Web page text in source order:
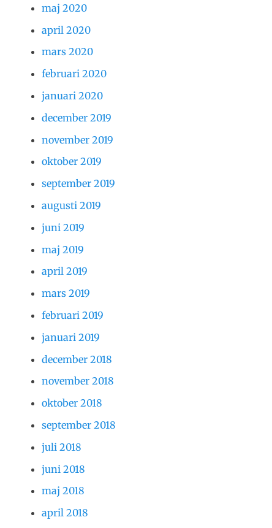
maj 2020
april 2020
mars 2020
februari 2020
januari 2020
december 2019
november 2019
oktober 2019
september 2019
augusti 2019
juni 2019
maj 2019
april 2019
mars 2019
februari 2019
januari 2019
december 2018
november 2018
oktober 2018
september 2018
juli 2018
juni 2018
maj 2018
april 2018